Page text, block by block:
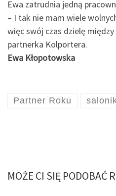
Ewa zatrudnia jedną
– I tak nie mam wiele
więc swój czas dzielę
partnerka Kolportera.
Ewa Kłopotowska
Partner Roku
MOŻE CI SIĘ PODOBAĆ